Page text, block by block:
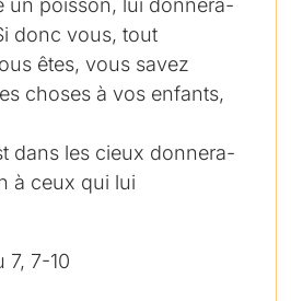
un poisson, lui donnera-
donc vous, tout
êtes, vous savez
choses à vos enfants,
dans les cieux donnera-
à ceux qui lui
7, 7-10